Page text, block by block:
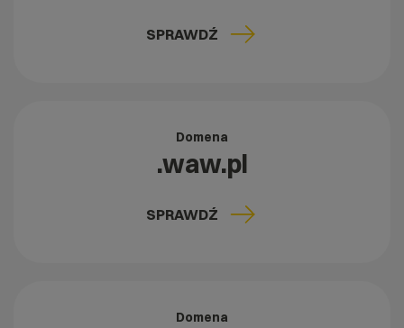
SPRAWDŹ
Domena
.waw.pl
SPRAWDŹ
Domena